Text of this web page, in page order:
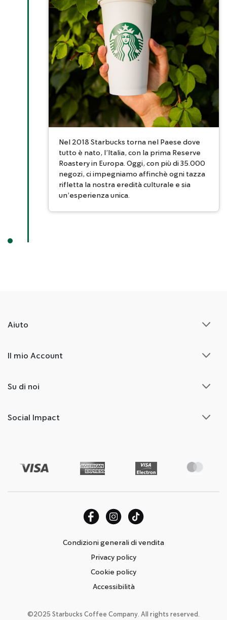
Nel 2018 Starbucks torna nel Paese dove
tutto è nato, l’Italia, con la prima Reserve
Roastery in Europa. Oggi, con più di 35.000
negozi, ci impegniamo affinchè ogni tazza
rifletta la nostra eredità culturale e sia
un’esperienza unica.
Aiuto
Il mio Account
Su di noi
Social Impact
Condizioni generali di vendita
Privacy policy
Cookie policy
Accessibilità
©2025 Starbucks Coffee Company. All rights reserved.